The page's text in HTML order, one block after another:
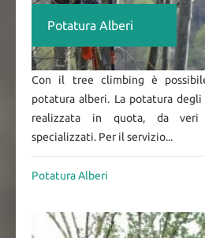
Potatura Alberi
Con il tree climbing è
potatura alberi. La potatura
realizzata in quota, da
specializzati. Per il servizio...
Potatura Alberi